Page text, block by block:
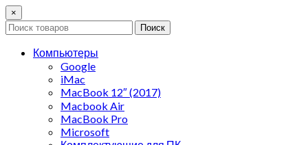
×
Поиск
Компьютеры
Google
iMac
MacBook 12″ (2017)
Macbook Air
MacBook Pro
Microsoft